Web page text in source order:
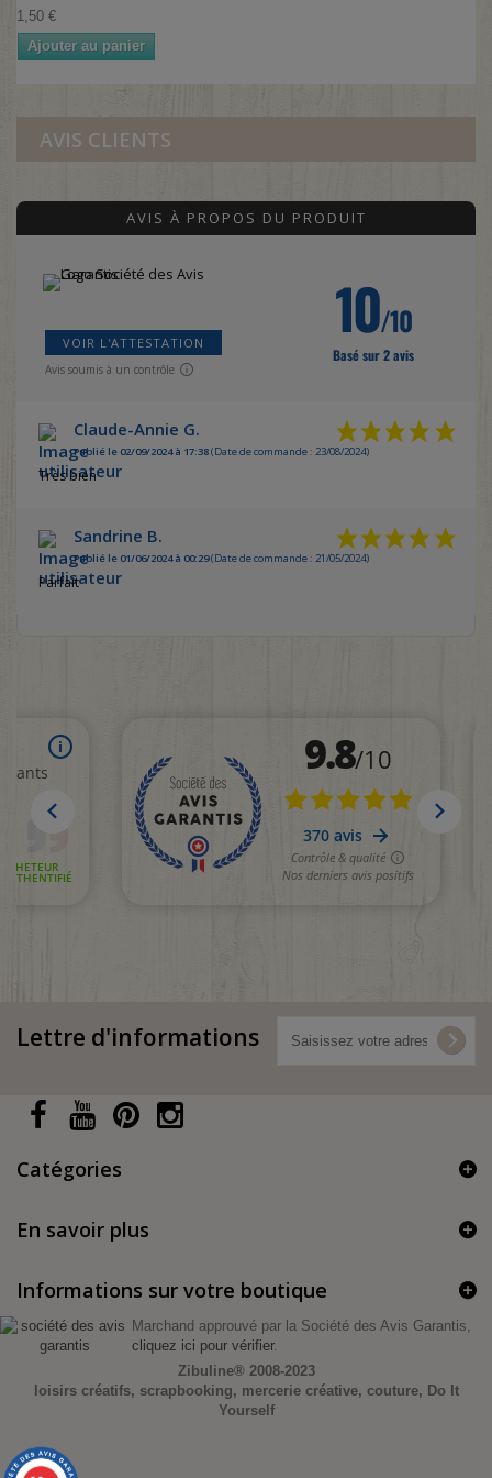
1,50 €
Ajouter au panier
AVIS CLIENTS
AVIS À PROPOS DU PRODUIT
VOIR L'ATTESTATION
Avis soumis à un contrôle
10/10
Basé sur 2 avis
Claude-Annie G.
Publié le 02/09/2024 à 17:38(Date de commande : 23/08/2024)
Très bien
Sandrine B.
Publié le 01/06/2024 à 00:29(Date de commande : 21/05/2024)
Parfait
Lettre d'informations
Catégories
En savoir plus
Informations sur votre boutique
Marchand approuvé par la Société des Avis Garantis,
cliquez ici pour vérifier.
Zibuline® 2008-2023
loisirs créatifs, scrapbooking, mercerie créative, couture, Do It
Yourself